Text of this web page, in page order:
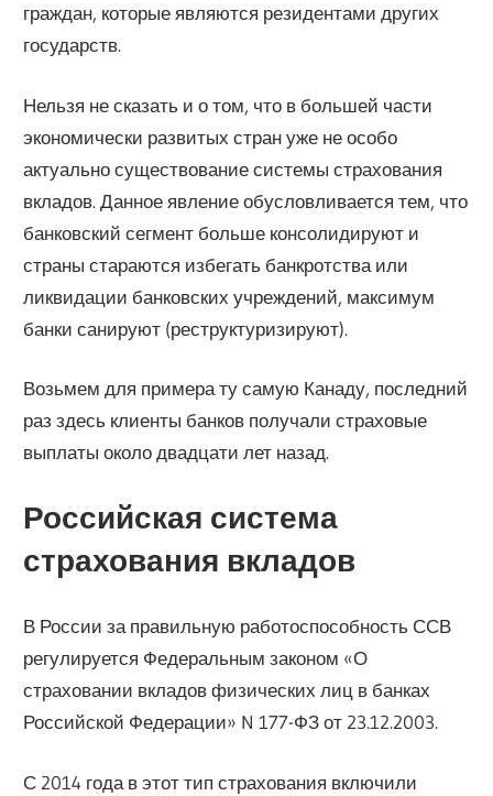
граждан, которые являются резидентами других
государств.
Нельзя не сказать и о том, что в большей части
экономически развитых стран уже не особо
актуально существование системы страхования
вкладов. Данное явление обусловливается тем, что
банковский сегмент больше консолидируют и
страны стараются избегать банкротства или
ликвидации банковских учреждений, максимум
банки санируют (реструктуризируют).
Возьмем для примера ту самую Канаду, последний
раз здесь клиенты банков получали страховые
выплаты около двадцати лет назад.
Российская система
страхования вкладов
В России за правильную работоспособность ССВ
регулируется Федеральным законом «О
страховании вкладов физических лиц в банках
Российской Федерации» N 177-ФЗ от 23.12.2003.
С 2014 года в этот тип страхования включили